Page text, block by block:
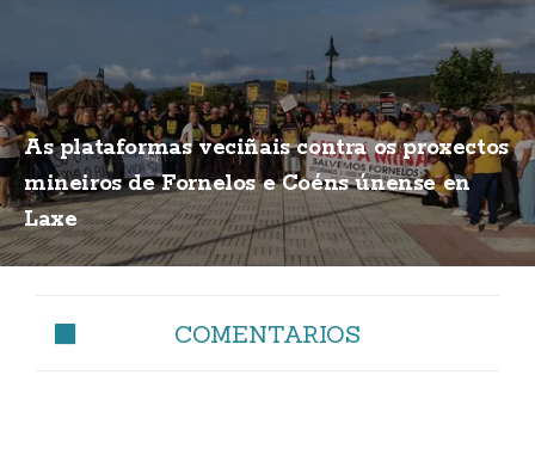
As plataformas veciñais contra os proxectos
mineiros de Fornelos e Coéns únense en
Laxe
COMENTARIOS